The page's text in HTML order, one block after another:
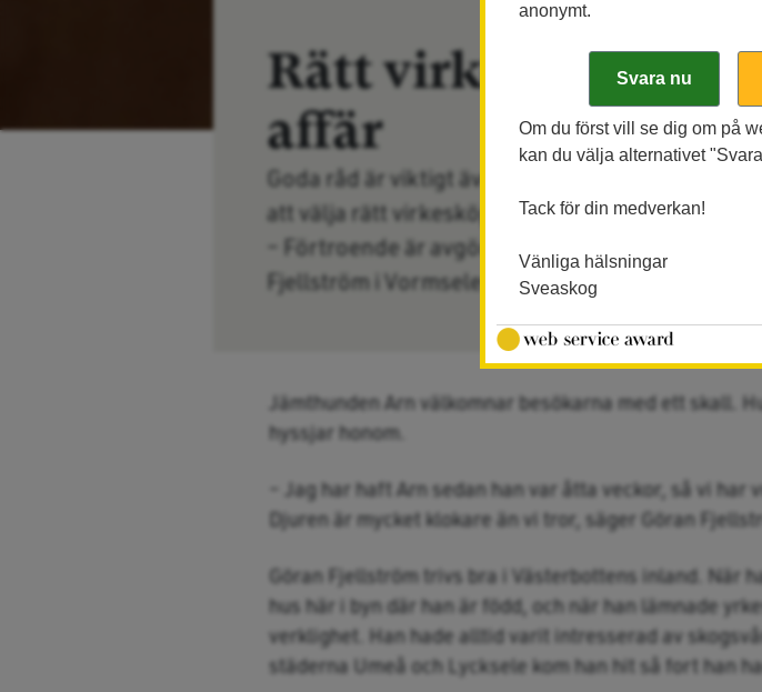
Rätt virkesköpare -
affär
Goda råd är viktigt även för en erfaren
att välja rätt virkesköpare.
– Förtroende är avgörande, Sveaskog har
Fjellström i Vormsele.
Jämthunden Arn välkomnar besökarna med ett skall.
hyssjar honom.
– Jag har haft Arn sedan han var åtta veckor, så vi
Djuren är mycket klokare än vi tror, säger Göran
Göran Fjellström trivs bra i Västerbottens inland. När
hus här i byn där han är född, och när han lämnade
verklighet. Han hade alltid varit intresserad av
städerna Umeå och Lycksele kom han hit så fort han
anonymt.
Om du först vill se dig om på
kan du välja alternativet
Tack för din medverkan!
Vänliga hälsningar
Sveaskog